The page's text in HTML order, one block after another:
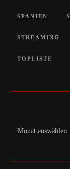
SPANIEN
STREAMING
TOPLISTE
Archiv